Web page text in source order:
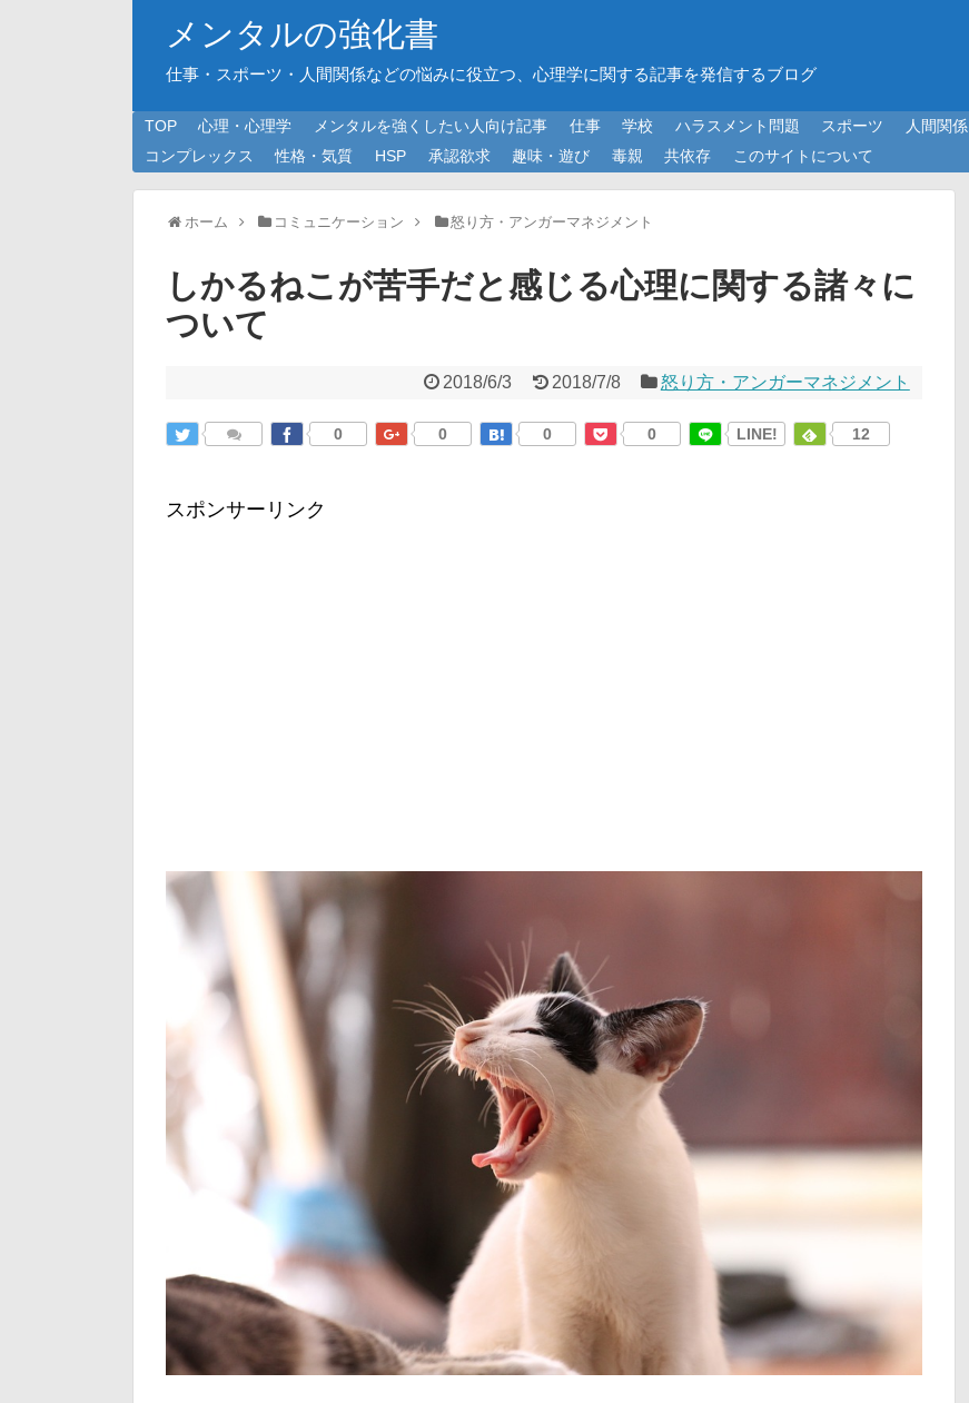
メンタルの強化書
仕事・スポーツ・人間関係などの悩みに役立つ、心理学に関する記事を発信するブログ
TOP 心理・心理学 メンタルを強くしたい人向け記事 仕事 学校 ハラスメント問題 スポーツ 人間関係
コンプレックス
性格・気質 HSP 承認欲求 趣味・遊び 毒親 共依存 このサイトについて
ホーム コミュニケーション 怒り方・アンガーマネジメント
しかるねこが苦手だと感じる心理に関する諸々に
ついて
2018/6/3 2018/7/8 怒り方・アンガーマネジメント
0 0 0 0 LINE! 12
スポンサーリンク